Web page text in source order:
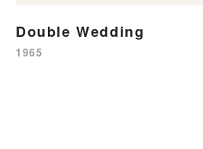
Double Wedding
1965